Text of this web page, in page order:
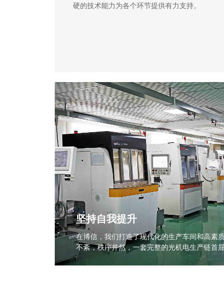
硬的技术能力为各个环节提供有力支持。
坚持自我提升
在博信，我们打造了现代化的生产车间和高素
不紊，秩序井然，一套完整的光机电生产链首